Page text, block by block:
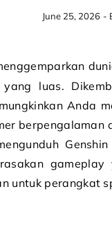
June 25, 2026 -
luas.
Anda
untuk perangkat